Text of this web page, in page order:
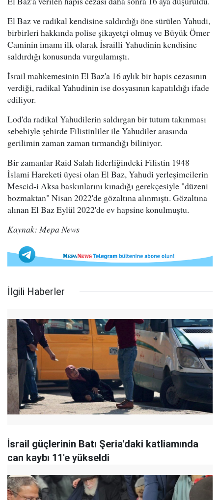
El Baz ve radikal kendisine saldırdığı öne sürülen Yahudi,
birbirleri hakkında polise şikayetçi olmuş ve Büyük Ömer
Caminin imamı ilk olarak İsrailli Yahudinin kendisine
saldırdığı konusunda vurgulamıştı.
İsrail mahkemesinin El Baz'a 16 aylık bir hapis cezasının
verdiği, radikal Yahudinin ise dosyasının kapatıldığı ifade
ediliyor.
Lod'da radikal Yahudilerin saldırgan bir tutum takınması
sebebiyle şehirde Filistinliler ile Yahudiler arasında
gerilimin zaman zaman tırmandığı biliniyor.
Bir zamanlar Raid Salah liderliğindeki Filistin 1948
İslami Hareketi üyesi olan El Baz, Yahudi yerleşimcilerin
Mescid-i Aksa baskınlarını kınadığı gerekçesiyle "düzeni
bozmaktan" Nisan 2022'de gözaltına alınmıştı. Gözaltına
alınan El Baz Eylül 2022'de ev hapsine konulmuştu.
Kaynak: Mepa News
İlgili Haberler
İsrail güçlerinin Batı Şeria'daki katliamında
can kaybı 11'e yükseldi